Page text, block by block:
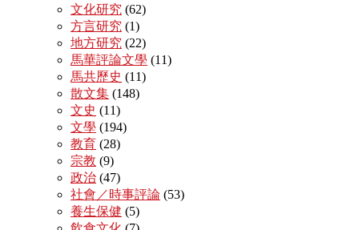
文化研究 (62)
方言研究 (1)
地方研究 (22)
馬華評論文學 (11)
馬共歷史 (11)
散文集 (148)
文史 (11)
文學 (194)
教育 (28)
宗教 (9)
政治 (47)
社會／時事評論 (53)
養生保健 (5)